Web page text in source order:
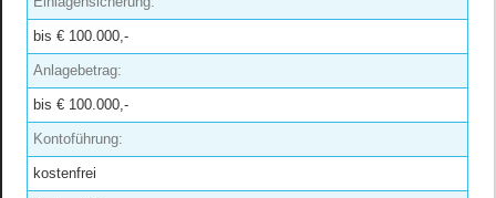
bis € 100.000,-
Anlagebetrag:
bis € 100.000,-
Kontoführung:
kostenfrei